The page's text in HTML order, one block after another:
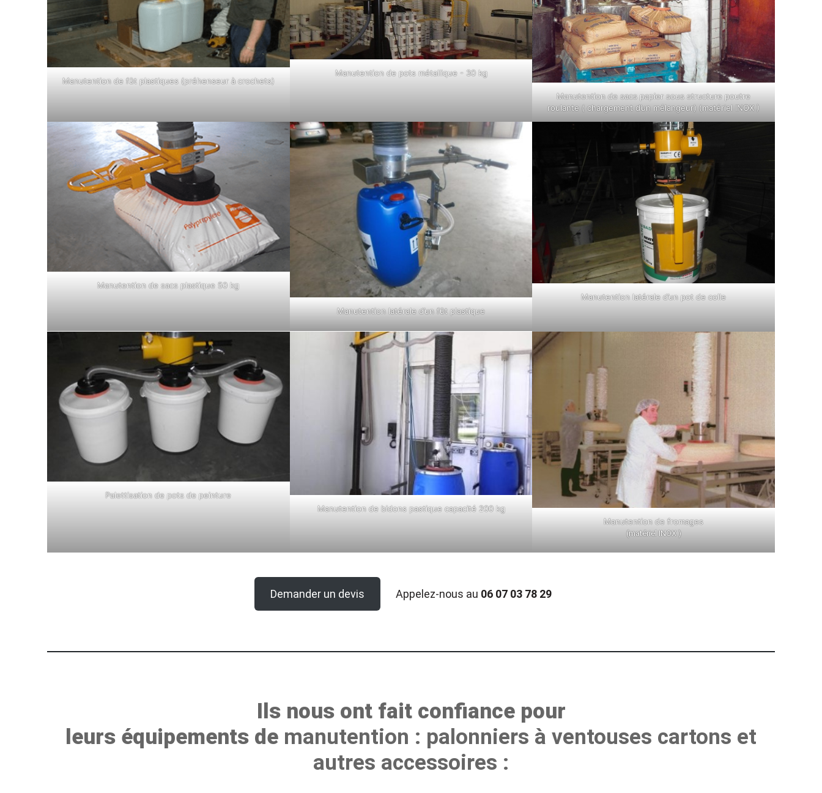
Manutention de fût plastiques (préhenseur à crochets)
Manutention de pots métallique - 30 kg
Manutention de sacs papier sous structure poutre
roulante ( chargement d’un mélangeur) (matériel INOX )
Manutention de sacs plastique 50 kg
Manutention latérale d’un fût plastique
Manutention latérale d’un pot de colle
Palettisation de pots de peinture
Manutention de bidons pastique capacité 200 kg
Manutention de fromages
(matériel INOX )
Demander un devis Appelez-nous au 06 07 03 78 29
Ils nous ont fait confiance pour
leurs équipements de manutention : palonniers à ventouses cartons et
autres accessoires :